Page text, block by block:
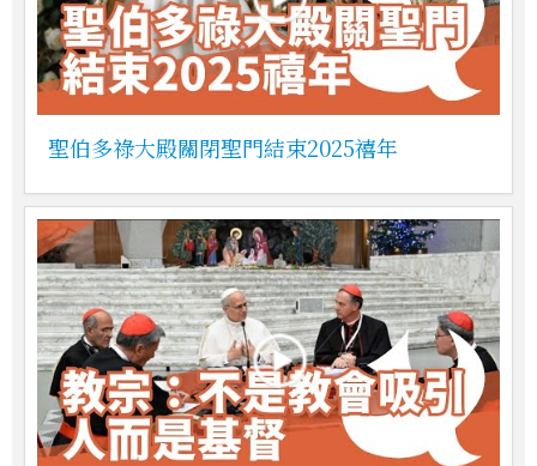
聖伯多祿大殿關閉聖門結束2025禧年